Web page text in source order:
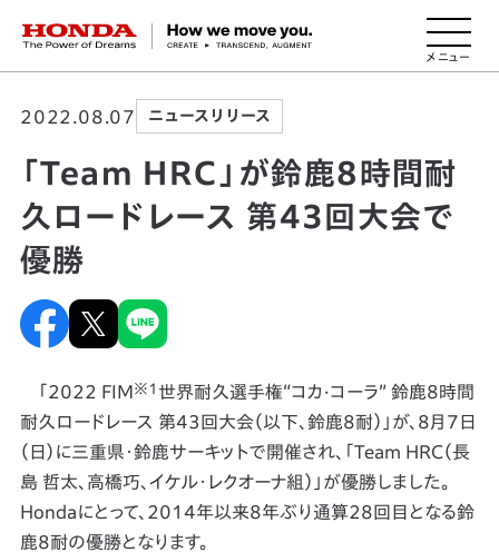
HONDA The Power of Dreams
2022.08.07 ニュースリリース
「Team HRC」が鈴鹿8時間耐
久ロードレース 第43回大会で
優勝
「2022 FIM ※１ 世界耐久選手権“コカ·コーラ” 鈴鹿8時間
耐久ロードレース 第43回大会（以下、鈴鹿8耐）」が、8月7日
（日）に三重県・鈴鹿サーキットで開催され、「Team HRC（長
島 哲太、高橋巧、イケル・レクオーナ組）」が優勝しました。
Hondaにとって、2014年以来8年ぶり通算28回目となる鈴
鹿8耐の優勝となります。